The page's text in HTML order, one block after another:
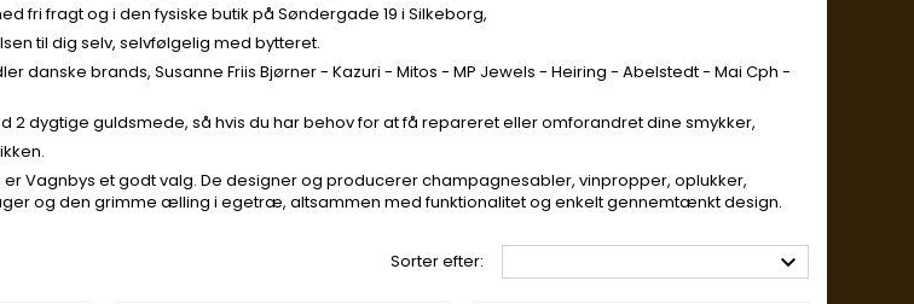
fri fragt og i den fysiske butik på Søndergade 19 i Silkeborg,
til dig selv, selvfølgelig med bytteret.
danske brands, Susanne Friis Bjørner - Kazuri - Mitos - MP Jewels - Heiring - Abelstedt - Mai Cph -
2 dygtige guldsmede, så hvis du har behov for at få repareret eller omforandret dine smykker,
Vagnbys et godt valg. De designer og producerer champagnesabler, vinpropper, oplukker,
og den grimme ælling i egetræ, altsammen med funktionalitet og enkelt gennemtænkt design.
Sorter efter: 